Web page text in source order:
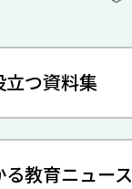
つ資料集
教育ニュース